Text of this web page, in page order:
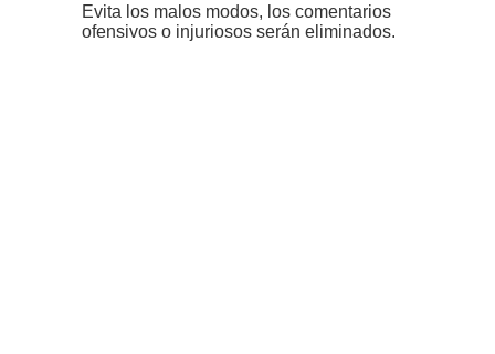
Evita los malos modos, los comentarios
ofensivos o injuriosos serán eliminados.